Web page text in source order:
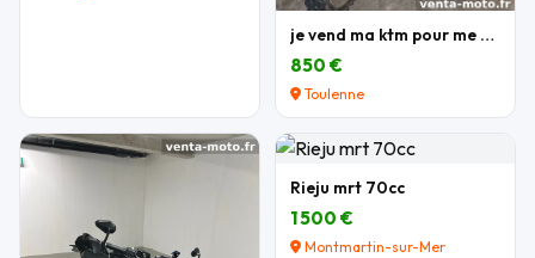
je vend ma ktm pour me acheter une autre moto
850 €
Toulenne
Rieju mrt 70cc
1 500 €
Montmartin-sur-Mer